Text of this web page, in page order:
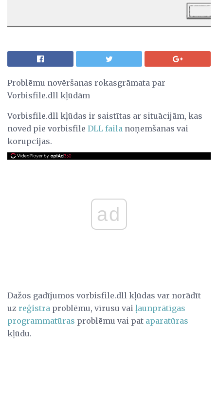
Problēmu novēršanas rokasgrāmata par
Vorbisfile.dll kļūdām
Vorbisfile.dll kļūdas ir saistītas ar situācijām, kas
noved pie vorbisfile DLL faila noņemšanas vai
korupcijas.
ad
Dažos gadījumos vorbisfile.dll kļūdas var norādīt
uz reģistra problēmu, vīrusu vai ļaunprātīgas
programmatūras problēmu vai pat aparatūras
kļūdu.